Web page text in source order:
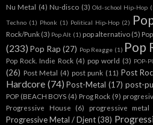
Nu Metal (4) Nu-disco (3) Old-school Hip-Hop
Techno (1) Phonk (1) Political Hip-Hop (2)
Rock/Punk (3) Pop Alt (1) pop alternativo (5)
(233) Pop Rap (27) Pop Reagge (1) Pop
Pop Rock. Indie Rock (4) pop world (3) POP-
(26) Post Metal (4) post punk (11) Post
Hardcore (74) Post-Metal (17) post-
POP (BEACH BOYS (4) Prog Rock (9)
Progressive House (6) progressive metal
Progressive Metal / Djent (38)